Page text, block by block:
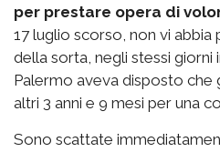
per prestare opera di
17 luglio scorso, non vi
della sorta, negli stessi giorni
Palermo aveva disposto che
altri 3 anni e 9 mesi per una
Sono scattate